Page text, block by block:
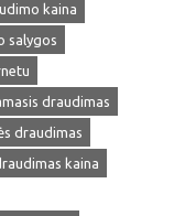
kaina
salygos
draudimas
draudimas
kaina